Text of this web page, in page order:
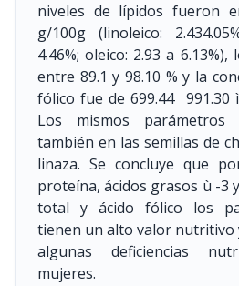
niveles de lípidos fueron
g/100g (linoleico:
4.46%; oleico: 2.93 a 6.13%),
entre 89.1 y 98.10 % y la
fólico fue de 699.44 
Los mismos parámetros
también en las semillas de
linaza. Se concluye que
proteína, ácidos grasos ù -3
total y ácido fólico los
tienen un alto valor nutritivo
algunas deficiencias
mujeres.